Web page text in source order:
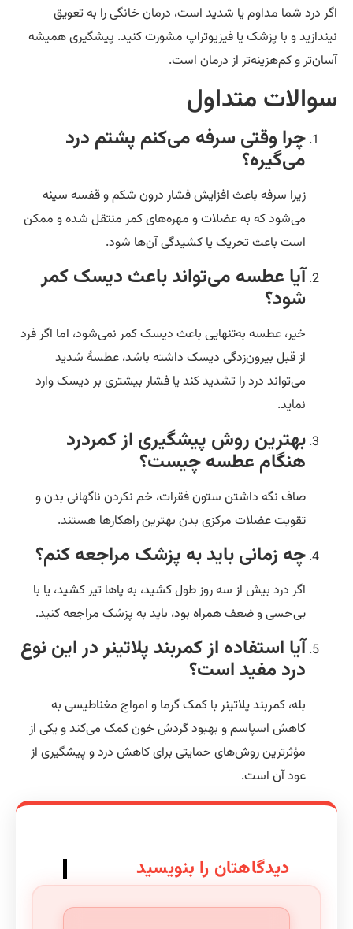
درد شما مداوم یا شدید است، درمان خانگی را به تعویق
و با پزشک یا فیزیوتراپ مشورت کنید. پیشگیری همیشه
و کم‌هزینه‌تر از درمان است.
متداول
چرا وقتی سرفه می‌کنم پشتم درد
می‌گیره؟
زیرا سرفه باعث افزایش فشار درون شکم و قفسه سینه
می‌شود که به عضلات و مهره‌های کمر منتقل شده و ممکن
است باعث تحریک یا کشیدگی آن‌ها شود.
آیا عطسه می‌تواند باعث دیسک کمر
شود؟
خیر، عطسه به‌تنهایی باعث دیسک کمر نمی‌شود، اما اگر فرد
از قبل بیرون‌زدگی دیسک داشته باشد، عطسهٔ شدید
می‌تواند درد را تشدید کند یا فشار بیشتری بر دیسک وارد
نماید.
بهترین روش پیشگیری از کمردرد
هنگام عطسه چیست؟
صاف نگه داشتن ستون فقرات، خم نکردن ناگهانی بدن و
تقویت عضلات مرکزی بدن بهترین راهکارها هستند.
چه زمانی باید به پزشک مراجعه کنم؟
اگر درد بیش از سه روز طول کشید، به پاها تیر کشید، یا با
بی‌حسی و ضعف همراه بود، باید به پزشک مراجعه کنید.
آیا استفاده از کمربند پلاتینر در این نوع
درد مفید است؟
بله، کمربند پلاتینر با کمک گرما و امواج مغناطیسی به
کاهش اسپاسم و بهبود گردش خون کمک می‌کند و یکی از
مؤثرترین روش‌های حمایتی برای کاهش درد و پیشگیری از
عود آن است.
دیدگاهتان را بنویسید